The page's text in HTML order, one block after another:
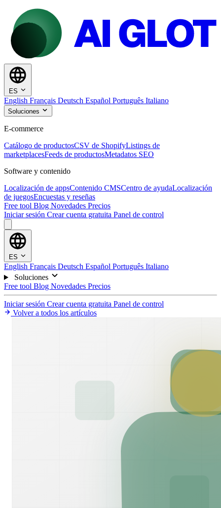
ES
English Français Deutsch Español Português Italiano
Soluciones
E-commerce
Catálogo de productosCSV de ShopifyListings de
marketplacesFeeds de productosMetadatos SEO
Software y contenido
Localización de appsContenido CMSCentro de ayudaLocalización
de juegosEncuestas y reseñas
Free tool Blog Novedades Precios
Iniciar sesión Crear cuenta gratuita Panel de control
ES
English Français Deutsch Español Português Italiano
Soluciones
Free tool Blog Novedades Precios
Iniciar sesión Crear cuenta gratuita Panel de control
Volver a todos los artículos